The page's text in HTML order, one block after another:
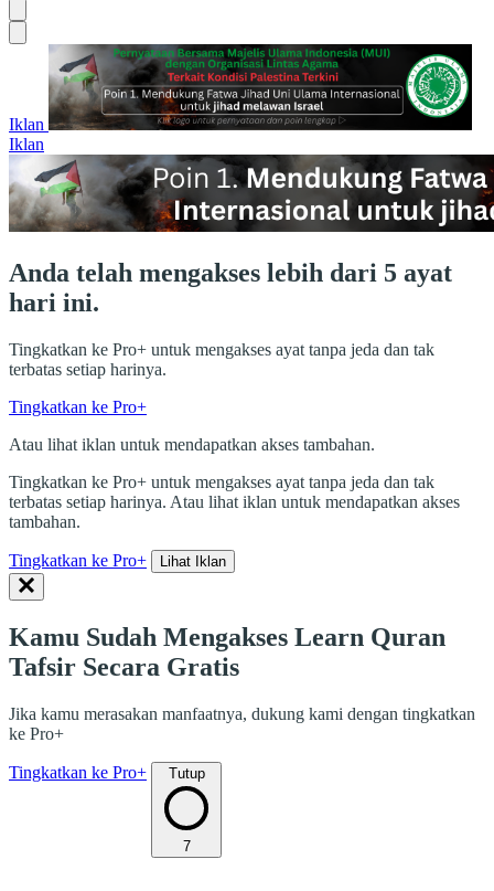
Iklan
Iklan
Anda telah mengakses lebih dari 5 ayat
hari ini.
Tingkatkan ke Pro+ untuk mengakses ayat tanpa jeda dan tak
terbatas setiap harinya.
Tingkatkan ke Pro+
Atau lihat iklan untuk mendapatkan akses tambahan.
Tingkatkan ke Pro+ untuk mengakses ayat tanpa jeda dan tak
terbatas setiap harinya. Atau lihat iklan untuk mendapatkan akses
tambahan.
Tingkatkan ke Pro+ Lihat Iklan
Kamu Sudah Mengakses Learn Quran
Tafsir Secara Gratis
Jika kamu merasakan manfaatnya, dukung kami dengan tingkatkan
ke Pro+
Tingkatkan ke Pro+ Tutup
7